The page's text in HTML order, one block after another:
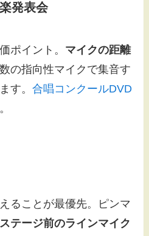
発表会
ポイント。 マイクの距離
の指向性マイクで集音す
す。合唱コンクールDVD
ることが最優先。ピンマ
ステージ前のラインマイク